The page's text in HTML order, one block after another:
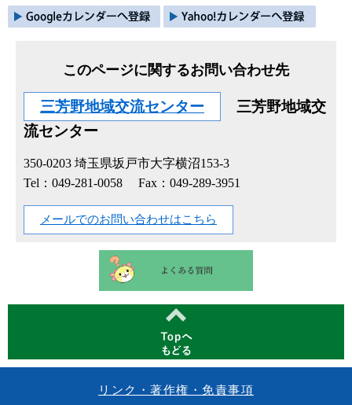
このページに関するお問い合わせ先
三芳野地域交流センター
三芳野地域交
流センター
350-0203 埼玉県坂戸市大字横沼153-3
Tel：049-281-0058
Fax：049-289-3951
メールでのお問い合わせはこちら
リンク・著作権・免責事項